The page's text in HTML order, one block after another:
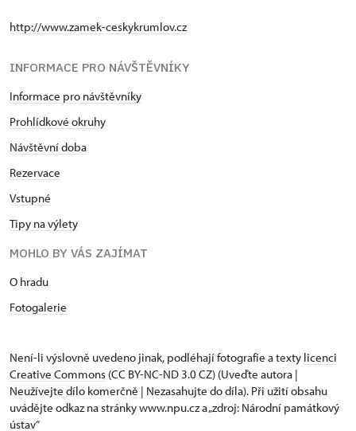
http://www.zamek-ceskykrumlov.cz
INFORMACE PRO NÁVŠTĚVNÍKY
Informace pro návštěvníky
Prohlídkové okruhy
Návštěvní doba
Rezervace
Vstupné
Tipy na výlety
MOHLO BY VÁS ZAJÍMAT
O hradu
Fotogalerie
Není-li výslovně uvedeno jinak, podléhají fotografie a texty licenci
Creative Commons (CC BY-NC-ND 3.0 CZ) (Uveďte autora |
Neužívejte dílo komerčně | Nezasahujte do díla). Při užití obsahu
uvádějte odkaz na stránky www.npu.cz a „zdroj: Národní památkový
ústav“